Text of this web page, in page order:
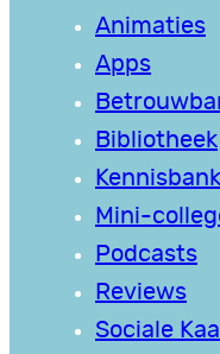
Animaties
Apps
Bibliotheek
Kennisbank
Mini-
Podcasts
Reviews
Sociale